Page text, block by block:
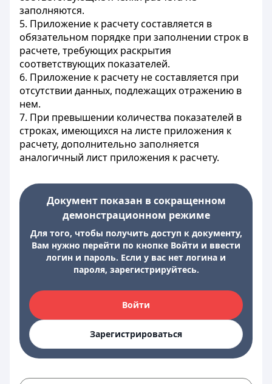
заполняются.
5. Приложение к расчету составляется в
обязательном порядке при заполнении строк в
расчете, требующих раскрытия
соответствующих показателей.
6. Приложение к расчету не составляется при
отсутствии данных, подлежащих отражению в
нем.
7. При превышении количества показателей в
строках, имеющихся на листе приложения к
расчету, дополнительно заполняется
аналогичный лист приложения к расчету.
Документ показан в сокращенном
демонстрационном режиме
Для того, чтобы получить доступ к документу,
Вам нужно перейти по кнопке Войти и ввести
логин и пароль. Если у вас нет логина и
пароля, зарегистрируйтесь.
Войти
Зарегистрироваться